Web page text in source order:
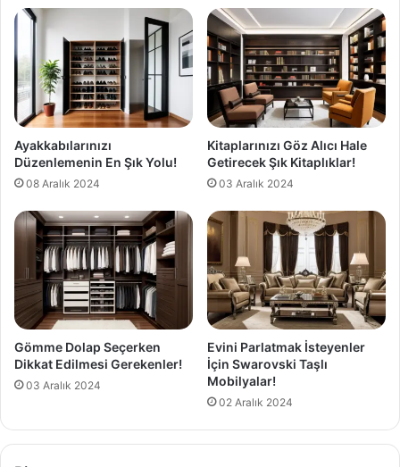
Ayakkabılarınızı
Düzenlemenin En Şık Yolu!
08 Aralık 2024
Kitaplarınızı Göz Alıcı Hale
Getirecek Şık Kitaplıklar!
03 Aralık 2024
Gömme Dolap Seçerken
Dikkat Edilmesi Gerekenler!
03 Aralık 2024
Evini Parlatmak İsteyenler
İçin Swarovski Taşlı
Mobilyalar!
02 Aralık 2024